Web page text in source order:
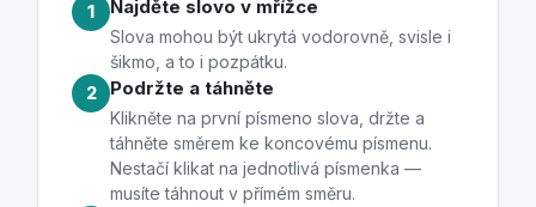
1 Najděte slovo v mřížce
Slova mohou být ukrytá vodorovně, svisle i
šikmo, a to i pozpátku.
2
Podržte a táhněte
Klikněte na první písmeno slova, držte a
táhněte směrem ke koncovému písmenu.
Nestačí klikat na jednotlivá písmenka —
musíte táhnout v přímém směru.